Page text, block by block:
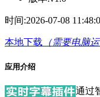
时间:2026-07-08
本地下载 （需要电脑运
应用介绍
通过